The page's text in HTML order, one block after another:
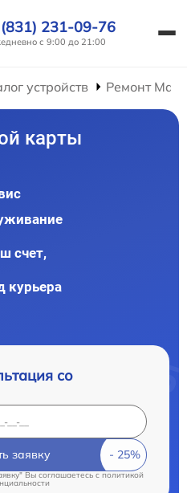
231-09-76
с 9:00 до 21:00
устройств Ремонт
карты
счет,
курьера
со
заявку
Вы соглашаетесь cполитикой